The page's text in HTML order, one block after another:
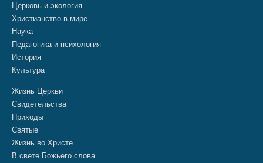
Церковь и экология
Христианство в мире
Наука
Педагогика и психология
История
Культура
Жизнь Церкви
Свидетельства
Приходы
Святые
Жизнь во Христе
В свете Божьего слова